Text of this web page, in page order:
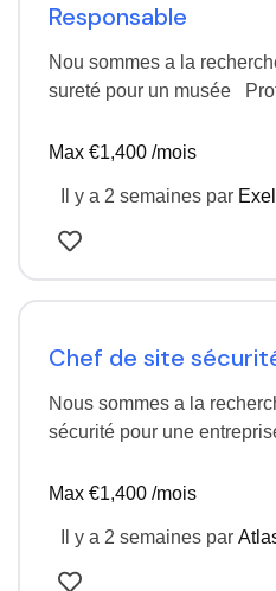
Responsable
Nou sommes a la
sureté pour un musée
evoluer…
Max €1,400 /mois
Il y a 2 semaines par
Chef de site
Nous sommes a la
sécurité pour une
Max €1,400 /mois
Il y a 2 semaines par